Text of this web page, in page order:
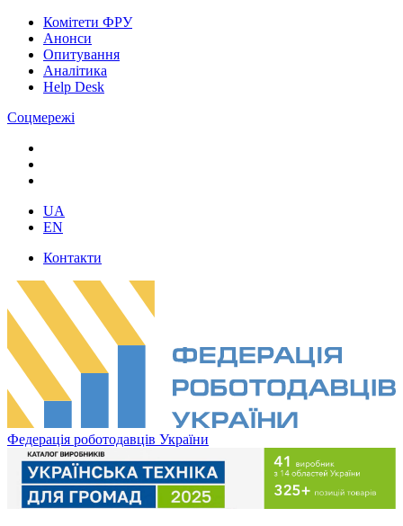
Комітети ФРУ
Анонси
Опитування
Аналітика
Help Desk
Соцмережі
UA
EN
Контакти
Федерація роботодавців України